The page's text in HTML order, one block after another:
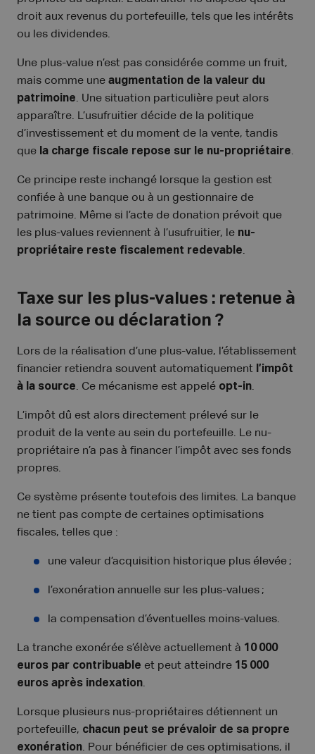
droit aux revenus du portefeuille, tels que les intérêts
ou les dividendes.
Une plus-value n’est pas considérée comme un fruit,
mais comme une augmentation de la valeur du
patrimoine. Une situation particulière peut alors
apparaître. L’usufruitier décide de la politique
d’investissement et du moment de la vente, tandis
que la charge fiscale repose sur le nu-propriétaire.
Ce principe reste inchangé lorsque la gestion est
confiée à une banque ou à un gestionnaire de
patrimoine. Même si l’acte de donation prévoit que
les plus-values reviennent à l’usufruitier, le nu-
propriétaire reste fiscalement redevable.
Taxe sur les plus-values : retenue à
la source ou déclaration ?
Lors de la réalisation d’une plus-value, l’établissement
financier retiendra souvent automatiquement l’impôt
à la source. Ce mécanisme est appelé opt-in.
L’impôt dû est alors directement prélevé sur le
produit de la vente au sein du portefeuille. Le nu-
propriétaire n’a pas à financer l’impôt avec ses fonds
propres.
Ce système présente toutefois des limites. La banque
ne tient pas compte de certaines optimisations
fiscales, telles que :
une valeur d’acquisition historique plus élevée ;
l’exonération annuelle sur les plus-values ;
la compensation d’éventuelles moins-values.
La tranche exonérée s’élève actuellement à 10 000
euros par contribuable et peut atteindre 15 000
euros après indexation.
Lorsque plusieurs nus-propriétaires détiennent un
portefeuille, chacun peut se prévaloir de sa propre
exonération. Pour bénéficier de ces optimisations, il